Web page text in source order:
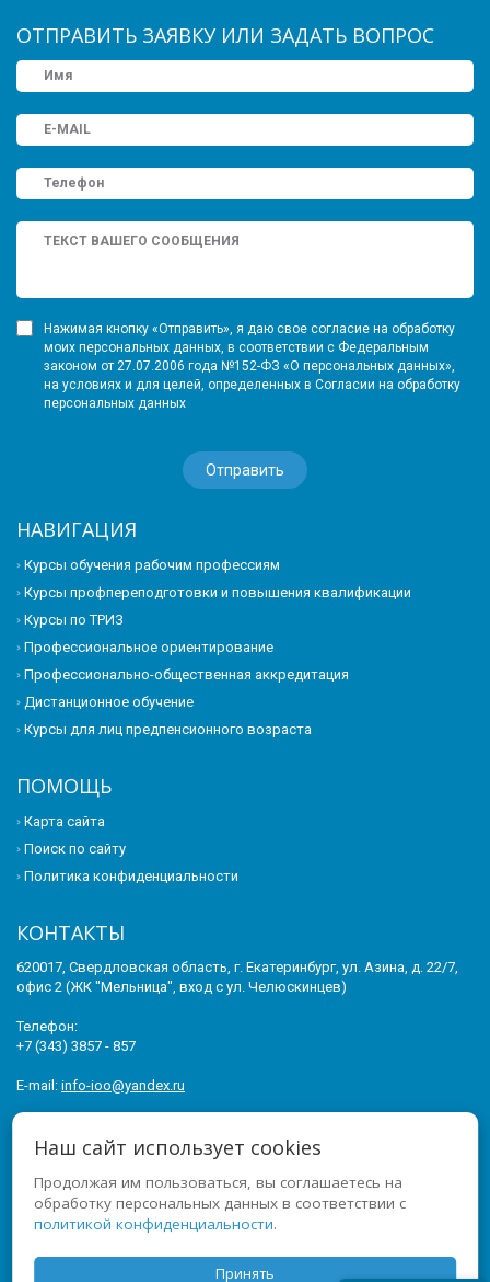
ОТПРАВИТЬ ЗАЯВКУ ИЛИ ЗАДАТЬ ВОПРОС
Нажимая кнопку «Отправить», я даю свое согласие на обработку
моих персональных данных, в соответствии с Федеральным
законом от 27.07.2006 года №152-ФЗ «О персональных данных»,
на условиях и для целей, определенных в Согласии на обработку
персональных данных
НАВИГАЦИЯ
Курсы обучения рабочим профессиям
Курсы профпереподготовки и повышения квалификации
Курсы по ТРИЗ
Профессиональное ориентирование
Профессионально-общественная аккредитация
Дистанционное обучение
Курсы для лиц предпенсионного возраста
ПОМОЩЬ
Карта сайта
Поиск по сайту
Политика конфиденциальности
КОНТАКТЫ
620017, Свердловская область, г. Екатеринбург, ул. Азина, д. 22/7,
офис 2 (ЖК "Мельница", вход с ул. Челюскинцев)
Телефон:
+7 (343) 3857 - 857
E-mail: info-ioo@yandex.ru
ПРАВА ЗАЩИЩЕНЫ.
МЫ В СОЦСЕТЯХ
Наш сайт использует cookies
Продолжая им пользоваться, вы соглашаетесь на
обработку персональных данных в соответствии с
политикой конфиденциальности.
Принять